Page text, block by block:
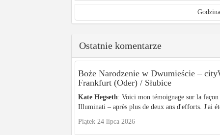
Ostatnie komentarze
Boże Narodzenie w Dwumieście –
Frankfurt (Oder) / Słubice
Kate Hegseth: Voici mon témoignage sur la
Illuminati – après plus de deux ans d'efforts. J'ai
Piątek 24 lipca 2026